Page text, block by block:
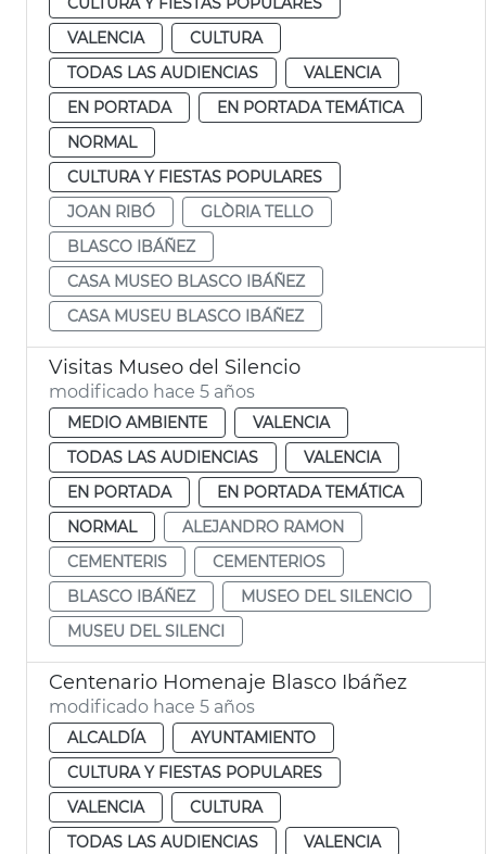
VALENCIA
CULTURA
TODAS LAS AUDIENCIAS
VALENCIA
EN PORTADA
EN PORTADA TEMÁTICA
NORMAL
CULTURA Y FIESTAS POPULARES
JOAN RIBÓ
GLÒRIA TELLO
BLASCO IBÁÑEZ
CASA MUSEO BLASCO IBÁÑEZ
CASA MUSEU BLASCO IBÁÑEZ
Visitas Museo del Silencio
modificado hace 5 años
MEDIO AMBIENTE
VALENCIA
TODAS LAS AUDIENCIAS
VALENCIA
EN PORTADA
EN PORTADA TEMÁTICA
NORMAL
ALEJANDRO RAMON
CEMENTERIS
CEMENTERIOS
BLASCO IBÁÑEZ
MUSEO DEL SILENCIO
MUSEU DEL SILENCI
Centenario Homenaje Blasco Ibáñez
modificado hace 5 años
ALCALDÍA
AYUNTAMIENTO
CULTURA Y FIESTAS POPULARES
VALENCIA
CULTURA
TODAS LAS AUDIENCIAS
VALENCIA